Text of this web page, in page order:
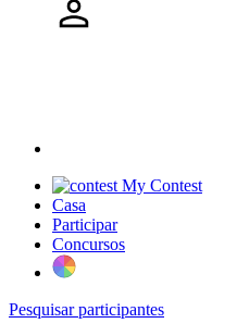
My Contest
Casa
Participar
Concursos
Pesquisar participantes